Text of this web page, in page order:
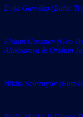
Evija Gavrilko (Baltic
Elshan Gasimov
Alakbarova & Orkhan
Nikita Seleznyov